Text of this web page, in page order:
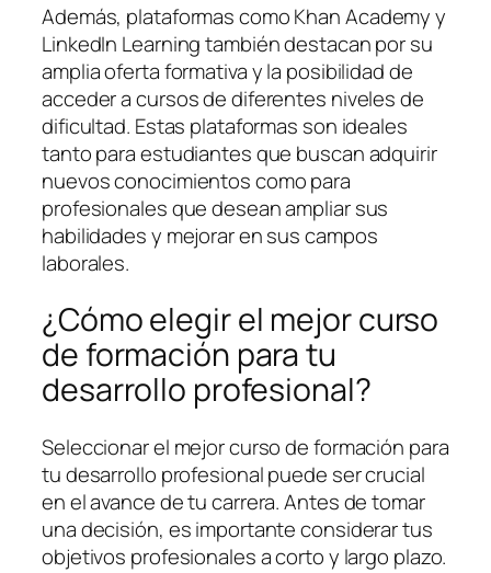
Además, plataformas como Khan Academy y
LinkedIn Learning también destacan por su
amplia oferta formativa y la posibilidad de
acceder a cursos de diferentes niveles de
dificultad. Estas plataformas son ideales
tanto para estudiantes que buscan adquirir
nuevos conocimientos como para
profesionales que desean ampliar sus
habilidades y mejorar en sus campos
laborales.
¿Cómo elegir el mejor curso
de formación para tu
desarrollo profesional?
Seleccionar el mejor curso de formación para
tu desarrollo profesional puede ser crucial
en el avance de tu carrera. Antes de tomar
una decisión, es importante considerar tus
objetivos profesionales a corto y largo plazo.